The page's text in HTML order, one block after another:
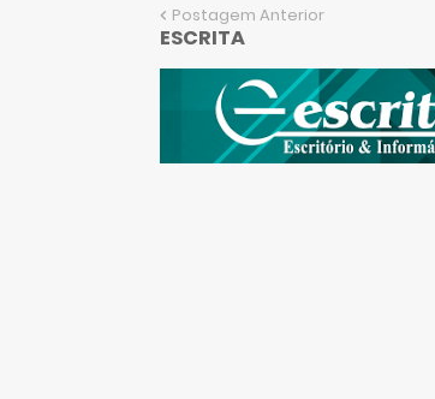
Postagem Anterior
ESCRITA